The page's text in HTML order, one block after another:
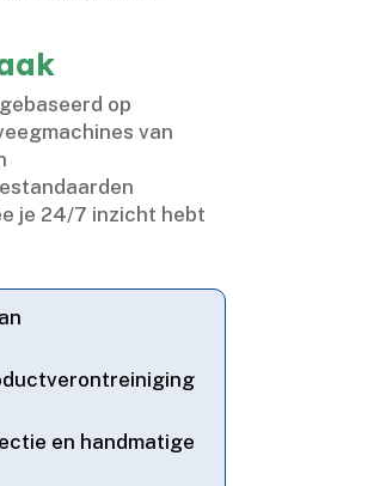
op
van
je 24/7 inzicht hebt
en handmatige